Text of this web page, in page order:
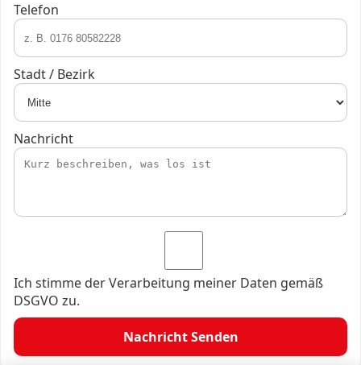
Telefon
Stadt / Bezirk
Nachricht
Ich stimme der Verarbeitung meiner Daten gemäß
DSGVO zu.
Nachricht Senden